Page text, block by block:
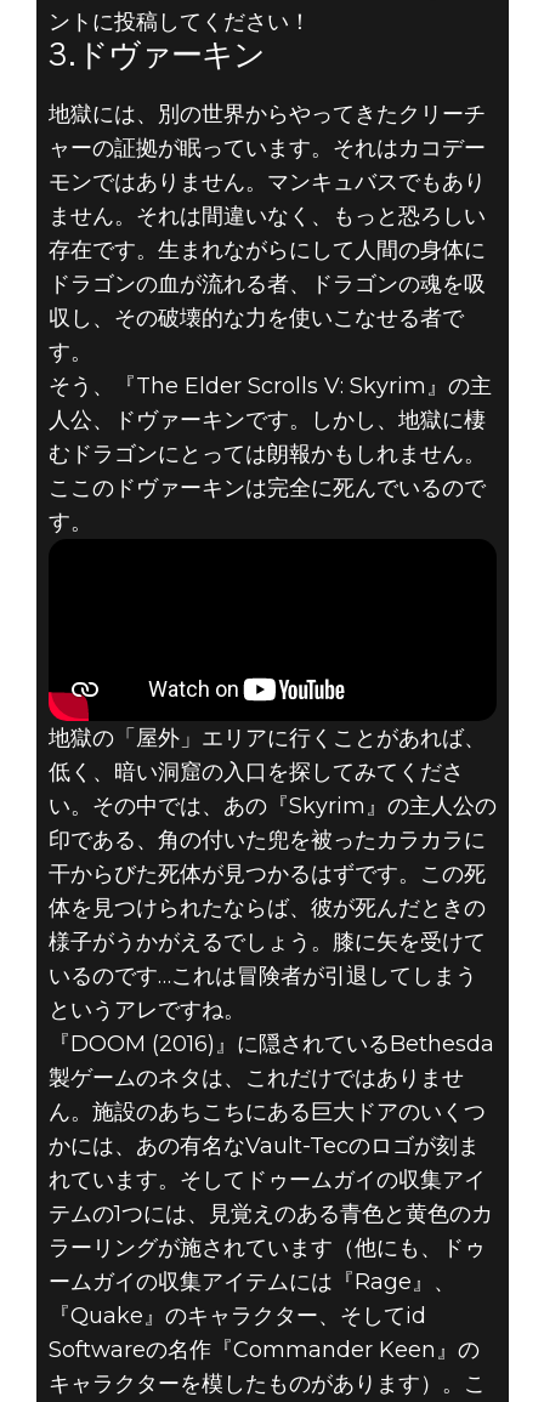
ークレット トッ
プ5 - 3.ドヴァ
ーキン
ントに投稿してください！
3.ドヴァーキン
地獄には、別の世界からやってきたクリーチ
ャーの証拠が眠っています。それはカコデー
モンではありません。マンキュバスでもあり
ません。それは間違いなく、もっと恐ろしい
存在です。生まれながらにして人間の身体に
ドラゴンの血が流れる者、ドラゴンの魂を吸
収し、その破壊的な力を使いこなせる者で
す。
そう、『The Elder Scrolls V: Skyrim』の主
人公、ドヴァーキンです。しかし、地獄に棲
むドラゴンにとっては朗報かもしれません。
ここのドヴァーキンは完全に死んでいるので
す。
地獄の「屋外」エリアに行くことがあれば、
低く、暗い洞窟の入口を探してみてくださ
い。その中では、あの『Skyrim』の主人公の
印である、角の付いた兜を被ったカラカラに
干からびた死体が見つかるはずです。この死
体を見つけられたならば、彼が死んだときの
様子がうかがえるでしょう。膝に矢を受けて
いるのです…これは冒険者が引退してしまう
というアレですね。
『DOOM (2016)』に隠されているBethesda
製ゲームのネタは、これだけではありませ
ん。施設のあちこちにある巨大ドアのいくつ
かには、あの有名なVault-Tecのロゴが刻ま
れています。そしてドゥームガイの収集アイ
テムの1つには、見覚えのある青色と黄色のカ
ラーリングが施されています（他にも、ドゥ
ームガイの収集アイテムには『Rage』、
『Quake』のキャラクター、そしてid
Softwareの名作『Commander Keen』の
キャラクターを模したものがあります）。こ